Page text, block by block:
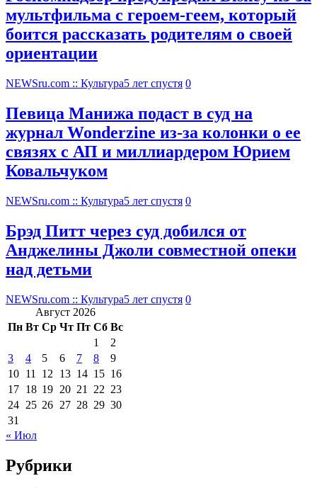
мультфильма c героем-геем, который
боится рассказать родителям о своей
ориентации
NEWSru.com :: Культура5 лет спустя 0
Певица Манижа подаст в суд на
журнал Wonderzine из-за колонки о ее
связях с АП и миллиардером Юрием
Ковальчуком
NEWSru.com :: Культура5 лет спустя 0
Брэд Питт через суд добился от
Анджелины Джоли совместной опеки
над детьми
NEWSru.com :: Культура5 лет спустя 0
Август 2026
Пн Вт Ср Чт Пт Сб Вс
1
2
3
4 5 6 7 8
9
10 11 12 13 14 15 16
17 18 19 20 21 22 23
24 25 26 27 28 29 30
31
« Июл
Рубрики